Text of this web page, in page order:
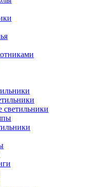
светильники